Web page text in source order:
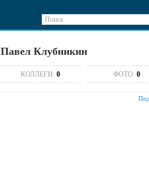
Поиск
Павел Клубникин
КОЛЛЕГИ: 0 ФОТО: 0